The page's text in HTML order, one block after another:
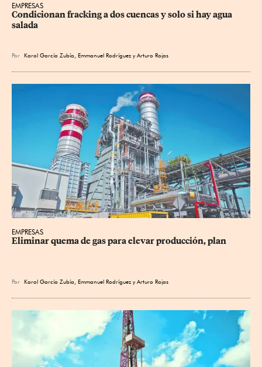
EMPRESAS
Condicionan fracking a dos cuencas y solo si hay agua
salada
Por Karol García Zubía Emmanuel Rodríguez yArturo Rojas
EMPRESAS
Eliminar quema de gas para elevar producción, plan
Por Karol García Zubía, Emmanuel Rodríguez yArturo Rojas